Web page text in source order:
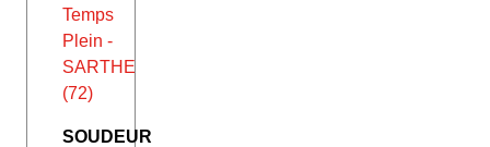
Temps
Plein -
SARTHE
(72)
SOUDEUR